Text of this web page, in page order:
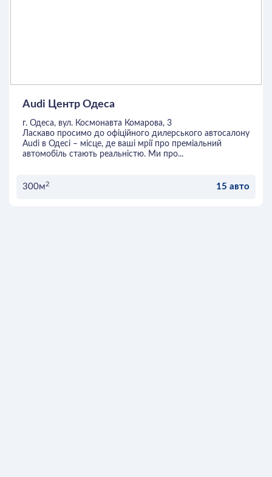
Audi Центр Одеса
г. Одеса, вул. Космонавта Комарова, 3
Ласкаво просимо до офіційного дилерського автосалону
Audi в Одесі – місце, де ваші мрії про преміальний
автомобіль стають реальністю. Ми про...
300м 2 15 авто